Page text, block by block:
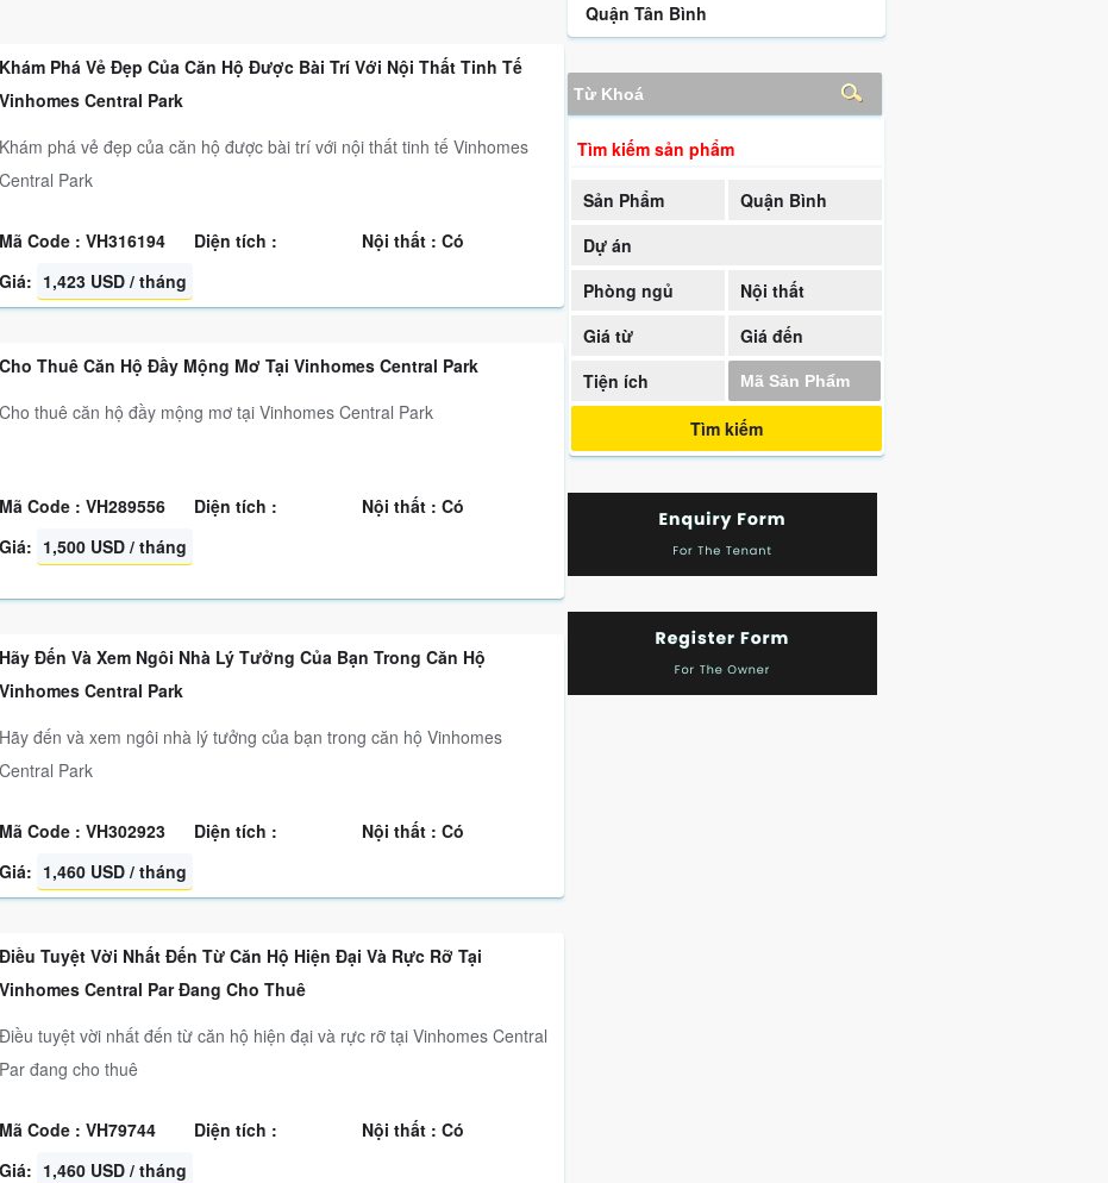
Khám Phá Vẻ Đẹp Của Căn Hộ Được Bài Trí Với Nội Thất Tinh Tế
Vinhomes Central Park
Khám phá vẻ đẹp của căn hộ được bài trí với nội thất tinh tế Vinhomes
Central Park
Mã Code : VH316194 Diện tích :
Nội thất : Có
Giá: 1,423 USD / tháng
Cho Thuê Căn Hộ Đầy Mộng Mơ Tại Vinhomes Central Park
Cho thuê căn hộ đầy mộng mơ tại Vinhomes Central Park
Mã Code : VH289556 Diện tích :
Nội thất : Có
Giá: 1,500 USD / tháng
Hãy Đến Và Xem Ngôi Nhà Lý Tưởng Của Bạn Trong Căn Hộ
Vinhomes Central Park
Hãy đến và xem ngôi nhà lý tưởng của bạn trong căn hộ Vinhomes
Central Park
Mã Code : VH302923 Diện tích :
Nội thất : Có
Giá: 1,460 USD / tháng
Điều Tuyệt Vời Nhất Đến Từ Căn Hộ Hiện Đại Và Rực Rỡ Tại
Vinhomes Central Par Đang Cho Thuê
Điều tuyệt vời nhất đến từ căn hộ hiện đại và rực rỡ tại Vinhomes Central
Par đang cho thuê
Mã Code : VH79744 Diện tích :
Nội thất : Có
Giá: 1,460 USD / tháng
Quận Tân Bình
Tìm kiếm sản phẩm
Sản Phẩm
Quận Bình
Dự án
Phòng ngủ
Nội thất
Giá từ
Giá đến
Tiện ích